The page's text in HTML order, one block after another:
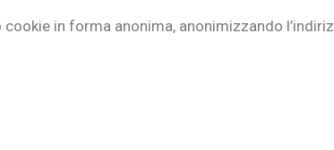
in forma anonima, anonimizzando